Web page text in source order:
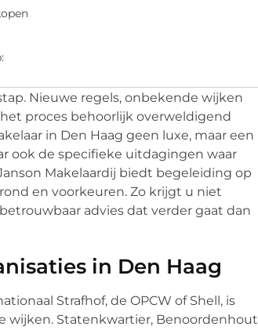
Nieuwe regels, onbekende wijken
proces behoorlijk overweldigend
in Den Haag geen luxe, maar een
ook de specifieke uitdagingen waar
Makelaardij biedt begeleiding op
en voorkeuren. Zo krijgt u niet
advies dat verder gaat dan
in Den Haag
Strafhof, de OPCW of Shell, is
wijken. Statenkwartier, Benoordenhout